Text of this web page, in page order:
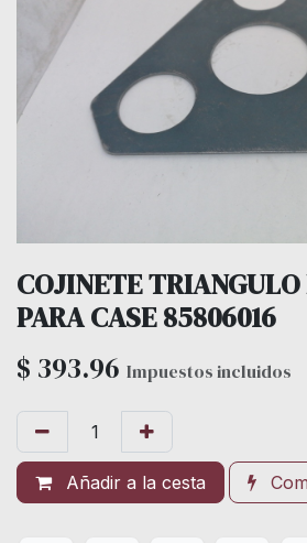
COJINETE TRIANGULO
PARA CASE 85806016
$ 393.96 Impuestos incluidos
Añadir a la cesta